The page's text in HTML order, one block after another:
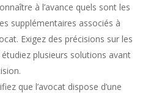
à l’avance quels sont les
supplémentaires associés à
Exigez des précisions sur les
plusieurs solutions avant
que l’avocat dispose d’une